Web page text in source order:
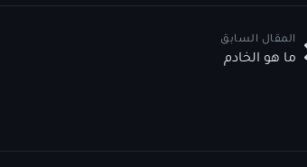
المقال السابق
ما هو الخادم